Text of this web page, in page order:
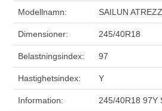
Modellnamn: SAILUN
Dimensioner: 245/40R18
Belastningsindex: 97
Hastighetsindex: Y
Information: 245/40R18 97Y